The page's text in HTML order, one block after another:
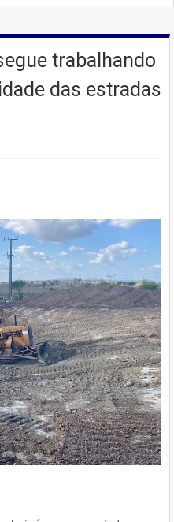
trabalhando
das estradas